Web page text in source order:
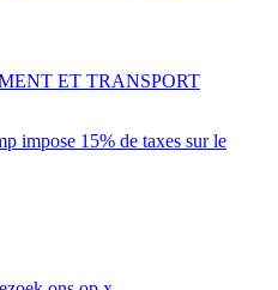
impose 15% de taxes sur le
ET TRANSPORT